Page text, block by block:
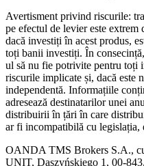
Avertisment privind riscurile:
pe efectul de levier este
dacă investiți în acest produs,
toți banii investiți. În
ul să nu fie potrivite pentru toți
riscurile implicate și, dacă este
independentă. Informațiile
adresează destinatarilor unei
distribuirii în țări în care
ar fi incompatibilă cu legislația,
OANDA TMS Brokers S.A.,
UNIT, Daszyńskiego 1, 00-